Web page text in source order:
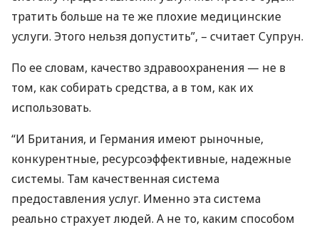
тратить больше на те же плохие медицинские
услуги. Этого нельзя допустить”, – считает Супрун.
По ее словам, качество здравоохранения — не в
том, как собирать средства, а в том, как их
использовать.
“И Британия, и Германия имеют рыночные,
конкурентные, ресурсоэффективные, надежные
системы. Там качественная система
предоставления услуг. Именно эта система
реально страхует людей. А не то, каким способом